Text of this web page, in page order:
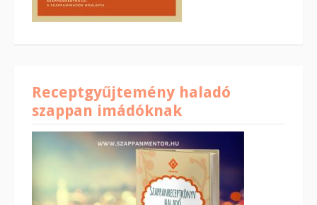
Receptgyűjtemény haladó
szappan imádóknak